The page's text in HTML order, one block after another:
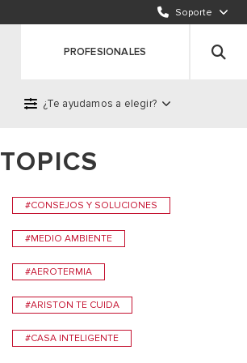
Soporte
¿Te ayudamos a elegir?
PROFESIONALES
TOPICS
#CONSEJOS Y SOLUCIONES
#MEDIO AMBIENTE
#AEROTERMIA
#ARISTON TE CUIDA
#CASA INTELIGENTE